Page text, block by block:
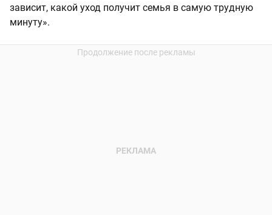
зависит, какой уход получит семья в самую трудную
минуту».